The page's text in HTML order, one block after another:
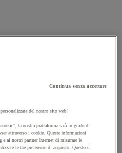
Continua senza accettare
del nostro sito web!
la nostra piattaforma sarà in grado di
attraverso i cookie. Queste informazioni
e ai nostri partner Internet di misurare le
le tue preferenze di acquisto. Questo ci